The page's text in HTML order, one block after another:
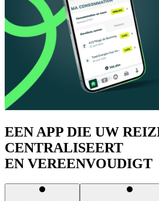
EEN APP DIE UW
CENTRALISEERT
EN VEREENVOUDIGT